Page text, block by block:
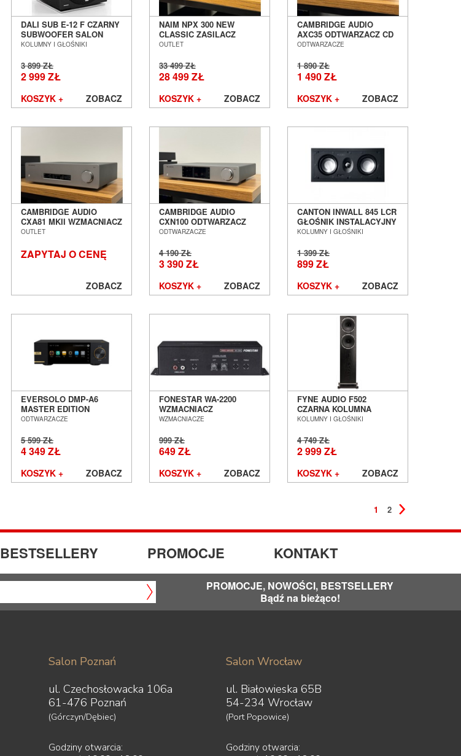
DALI SUB E-12 F CZARNY
SUBWOOFER SALON
POZNAŃ WROCŁAW EX-
KOLUMNY I GŁOŚNIKI
3 899 ZŁ
2 999 ZŁ
KOSZYK + ZOBACZ
NAIM NPX 300 NEW
CLASSIC ZASILACZ
SALON POZNAŃ
OUTLET
33 499 ZŁ
28 499 ZŁ
KOSZYK + ZOBACZ
CAMBRIDGE AUDIO
AXC35 ODTWARZACZ CD
SALON POZNAŃ
ODTWARZACZE
1 890 ZŁ
1 490 ZŁ
KOSZYK + ZOBACZ
CAMBRIDGE AUDIO
CXA81 MKII WZMACNIACZ
STEREO SALON POZNAŃ
OUTLET
ZAPYTAJ O CENĘ
ZOBACZ
CAMBRIDGE AUDIO
CXN100 ODTWARZACZ
SIECIOWY STREAMER
WROCŁAW OUTLET
ODTWARZACZE
4 190 ZŁ
3 390 ZŁ
KOSZYK + ZOBACZ
CANTON INWALL 845 LCR
GŁOŚNIK INSTALACYJNY
SALON POZNAŃ
OD RĘKI --- OUTLET
KOLUMNY I GŁOŚNIKI
1 399 ZŁ
899 ZŁ
KOSZYK + ZOBACZ
EVERSOLO DMP-A6
MASTER EDITION
ODTWARZACZ SIECIOWY
WROCŁAW --- OUTLET ---
ODTWARZACZE
5 599 ZŁ
4 349 ZŁ
KOSZYK + ZOBACZ
FONESTAR WA-2200
WZMACNIACZ
STEREOFONICZNY
POZNAŃ WROCŁAW
WZMACNIACZE
999 ZŁ
649 ZŁ
KOSZYK + ZOBACZ
FYNE AUDIO F502
CZARNA KOLUMNA
PODŁOGOWA SALON
OUTLET ---
KOLUMNY I GŁOŚNIKI
4 749 ZŁ
2 999 ZŁ
KOSZYK + ZOBACZ
1 2
BESTSELLERY PROMOCJE KONTAKT
PROMOCJE, NOWOŚCI, BESTSELLERY
Bądź na bieżąco!
Salon Poznań
ul. Czechosłowacka 106a
61-476 Poznań
(Górczyn/Dębiec)
Godziny otwarcia:
Salon Wrocław
ul. Białowieska 65B
54-234 Wrocław
(Port Popowice)
Godziny otwarcia: